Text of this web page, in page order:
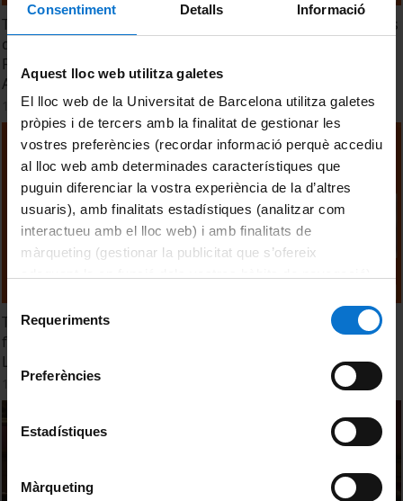
Consentiment Detalls Informació
Aquest lloc web utilitza galetes
El lloc web de la Universitat de Barcelona utilitza galetes
pròpies i de tercers amb la finalitat de gestionar les
vostres preferències (recordar informació perquè accediu
al lloc web amb determinades característiques que
puguin diferenciar la vostra experiència de la d’altres
usuaris), amb finalitats estadístiques (analitzar com
interactueu amb el lloc web) i amb finalitats de
màrqueting (gestionar la publicitat que s’ofereix
consultar laPolítica de galetes del lloc web de la
Selecció
Requeriments
Preferències
Estadístiques
Màrqueting
TTM 2024. Sesión 6. Life Climate Smart Chefs: Perspectivas
de un Proyecto Europeo para Implicar a los Chefs en el
Fomento de Dietas Bajas en Emisiones, Nutritivas y
Asequibles
14 October, 2024
TTM 2024. Session 6. Life Climate Smart Chefs - Insights
from a European Project to Engage Chefs in Advancing
Low Emission, Nutritious and Affordable Diets
14 October, 2024